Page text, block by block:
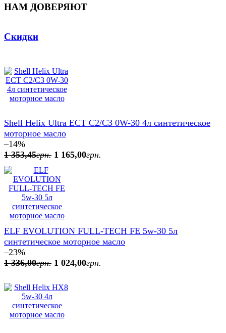
НАМ ДОВЕРЯЮТ
Скидки
Shell Helix Ultra ECT C2/C3 0W-30 4л синтетическое
моторное масло
–14%
1 353,45грн. 1 165,00грн.
ELF EVOLUTION FULL-TECH FE 5w-30 5л
синтетическое моторное масло
–23%
1 336,00грн. 1 024,00грн.